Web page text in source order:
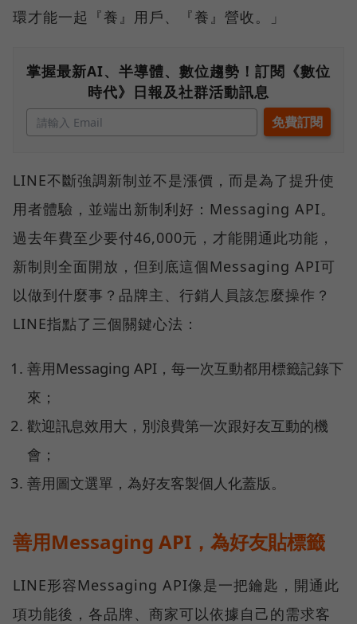
環才能一起『養』用戶、『養』營收。」
掌握最新AI、半導體、數位趨勢！訂閱《數位
時代》日報及社群活動訊息
LINE不斷強調新制並不是漲價，而是為了提升使
用者體驗，並端出新制利好：Messaging API。
過去年費至少要付46,000元，才能開通此功能，
新制則全面開放，但到底這個Messaging API可
以做到什麼事？品牌主、行銷人員該怎麼操作？
LINE指點了三個關鍵心法：
善用Messaging API，每一次互動都用標籤記錄下
來；
歡迎訊息效用大，別浪費第一次跟好友互動的機
會；
善用圖文選單，為好友客製個人化蓋版。
善用Messaging API，為好友貼標籤
LINE形容Messaging API像是一把鑰匙，開通此
項功能後，各品牌、商家可以依據自己的需求客